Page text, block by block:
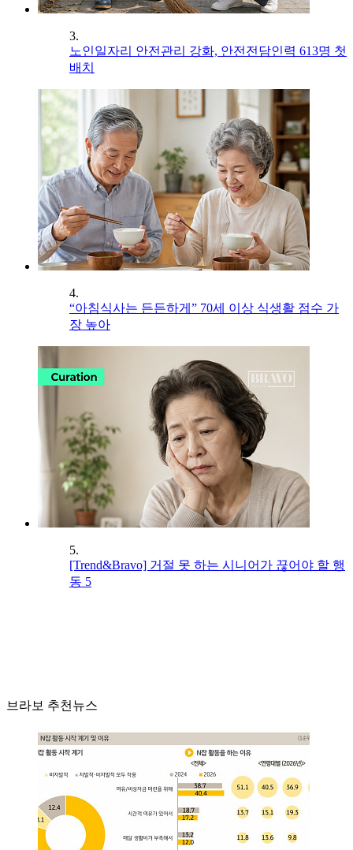
3.
노인일자리 안전관리 강화, 안전전담인력 613명 첫
배치
4.
“아침식사는 든든하게” 70세 이상 식생활 점수 가
장 높아
5.
[Trend&Bravo] 거절 못 하는 시니어가 끊어야 할 행
동 5
브라보 추천뉴스